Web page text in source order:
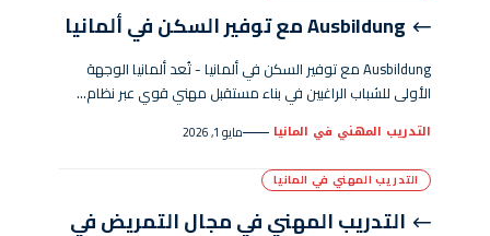
Ausbildung مع توفير السكن في ألمانيا
Ausbildung مع توفير السكن في ألمانيا - تُعد ألمانيا الوجهة
الأولى للشباب الراغبين في بناء مستقبل مهني قوي عبر نظام…
التدريب المهني في المانيا مايو 1, 2026
التدريب المهني في المانيا
التدريب المهني في مجال التمريض في